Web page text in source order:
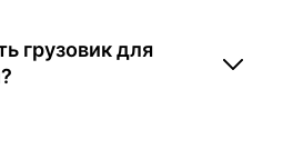
грузовик для